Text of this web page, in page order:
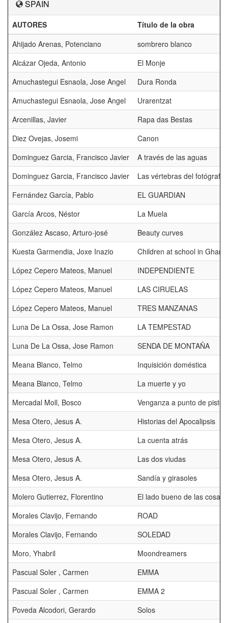
SPAIN
AUTORES
Título de la obra
Ahijado Arenas, Potenciano
sombrero blanco
Alcázar Ojeda, Antonio
El Monje
Amuchastegui Esnaola, Jose Angel
Dura Ronda
Amuchastegui Esnaola, Jose Angel
Urarentzat
Arcenillas, Javier
Rapa das Bestas
Diez Ovejas, Josemi
Canon
Dominguez Garcia, Francisco Javier
A través de las aguas
Dominguez Garcia, Francisco Javier
Las vértebras del fotógrafo
Fernández García, Pablo
EL GUARDIAN
García Arcos, Néstor
La Muela
González Ascaso, Arturo-josé
Beauty curves
Kuesta Garmendia, Joxe Inazio
Children at school in Ghana
López Cepero Mateos, Manuel
INDEPENDIENTE
López Cepero Mateos, Manuel
LAS CIRUELAS
López Cepero Mateos, Manuel
TRES MANZANAS
Luna De La Ossa, Jose Ramon
LA TEMPESTAD
Luna De La Ossa, Jose Ramon
SENDA DE MONTAÑA
Meana Blanco, Telmo
Inquisición doméstica
Meana Blanco, Telmo
La muerte y yo
Mercadal Moll, Bosco
Venganza a punto de
Mesa Otero, Jesus A.
Historias del Apocalipsis
Mesa Otero, Jesus A.
La cuenta atrás
Mesa Otero, Jesus A.
Las dos viudas
Mesa Otero, Jesus A.
Sandía y girasoles
Molero Gutierrez, Florentino
El lado bueno de las cosas
Morales Clavijo, Fernando
ROAD
Morales Clavijo, Fernando
SOLEDAD
Moro, Yhabril
Moondreamers
Pascual Soler , Carmen
EMMA
Pascual Soler , Carmen
EMMA 2
Poveda Alcodori, Gerardo
Solos